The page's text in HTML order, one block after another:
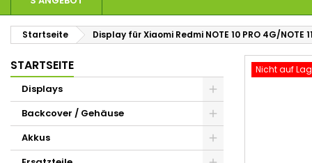
Startseite Display für Xiaomi Redmi NOTE 10 PRO 4G/
STARTSEITE
Displays
Backcover / Gehäuse
Akkus
Nicht auf